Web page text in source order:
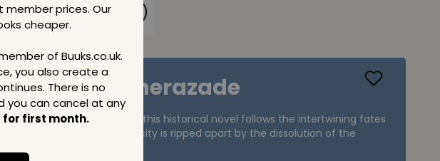
member prices. Our
cheaper.
of Buuks.co.uk.
you also create a
There is no
can cancel at any
for first month.
11,19 GBP
of Scheherazade
the ancient city of Smyrna, this historical novel follows the intertwining fates
families as their peaceful city is ripped apart by the dissolution of the